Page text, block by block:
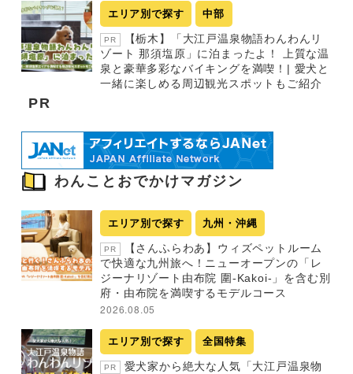
エリア別で探す 中部
PR
【栃木】「大江戸温泉物語わんわんリ
ゾート 那須塩原」に泊まったよ！ 上質な温
泉と豪華多彩なバイキングを満喫！| 愛犬と
一緒に楽しめる周辺観光スポットもご紹介
PR
わんことおでかけマガジン
エリア別で探す 九州・沖縄
PR
【さんふらわあ】ウィズペットルーム
で快適な九州旅へ！ニューオープンの「レ
ジーナリゾート由布院 圍-Kakoi-」を含む別
府・由布院を満喫するモデルコース
2026.08.05
エリア別で探す 全国特集
PR
愛犬家から絶大な人気「大江戸温泉物